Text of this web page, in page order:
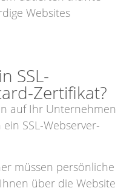
Websites
SSL-
Zertifikat?
auf Ihr Unternehmen
SSL-Webserver-
müssen persönliche
über die Website